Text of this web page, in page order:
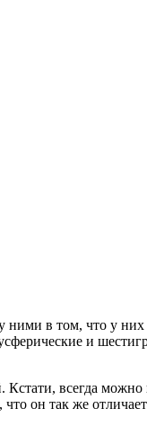
в том, что у
и
всегда
он так же